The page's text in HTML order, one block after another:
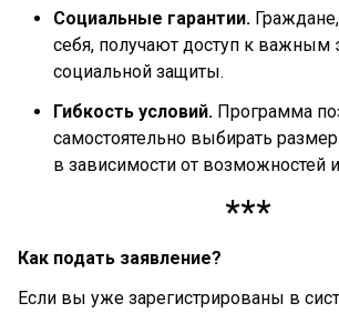
Социальные гарантии.
себя, получают доступ к важным
социальной защиты.
Гибкость условий. Программа
самостоятельно выбирать
в зависимости от возможностей
***
Как подать заявление?
Если вы уже зарегистрированы в